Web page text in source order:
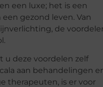
een luxe; het is een
gezond leven. Van
de
u deze voordelen zelf
aan behandelingen
therapeuten, is er voor